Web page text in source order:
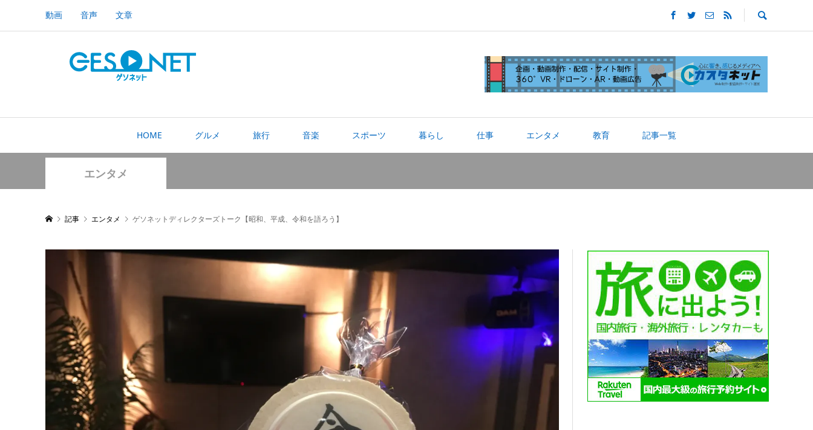
動画 音声 文章
HOME グルメ 旅行 音楽 スポーツ 暮らし 仕事 エンタメ 教育 記事一覧
エンタメ
記事 エンタメ ゲソネットディレクターズトーク【昭和、平成、令和を語ろう】